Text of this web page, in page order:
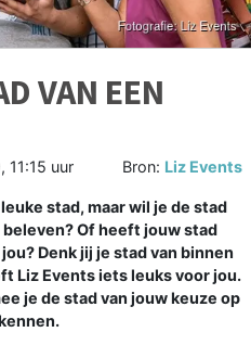
VAN EEN
11:15 uur Bron: Liz Events
stad, maar wil je de stad
Of heeft jouw stad
Denk jij je stad van binnen
Liz Events iets leuks voor jou.
je de stad van jouw keuze op